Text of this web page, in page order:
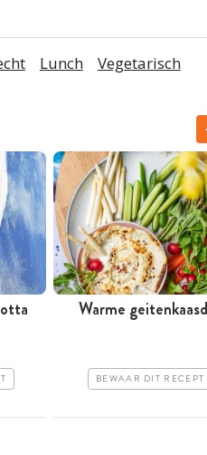
Lunch Vegetarisch
Warme
BEWAAR DIT RECEPT